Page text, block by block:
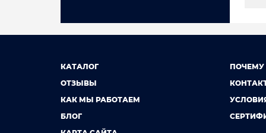
КАТАЛОГ
ОТЗЫВЫ
КАК МЫ РАБОТАЕМ
БЛОГ